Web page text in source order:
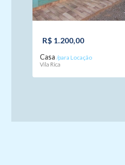
R$ 1.200,00
Casa /para Locação
Vila Rica